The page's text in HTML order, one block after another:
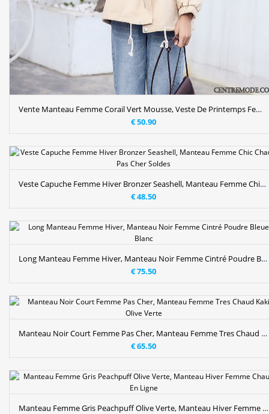
Vente Manteau Femme Corail Vert Mousse, Veste De Printemps Femme Pas Cher Soldes
€ 50.90
Veste Capuche Femme Hiver Bronzer Seashell, Manteau Femme Chic Chaud Pas Cher Soldes
€ 48.50
Long Manteau Femme Hiver, Manteau Noir Femme Cintré Poudre Bleue Blanc
€ 75.50
Manteau Noir Court Femme Pas Cher, Manteau Femme Tres Chaud Kaki Olive Verte
€ 65.50
Manteau Femme Gris Peachpuff Olive Verte, Manteau Hiver Femme Chaud En Ligne